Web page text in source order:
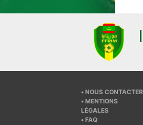
NOUS CONTACTER
MENTIONS
LÉGALES
FAQ